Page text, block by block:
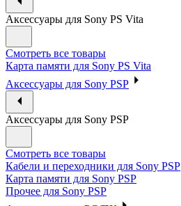
Аксессуары для Sony PS Vita
Смотреть все товары
Карта памяти для Sony PS Vita
Аксессуары для Sony PSP
Аксессуары для Sony PSP
Смотреть все товары
Кабели и переходники для Sony PSP
Карта памяти для Sony PSP
Прочее для Sony PSP